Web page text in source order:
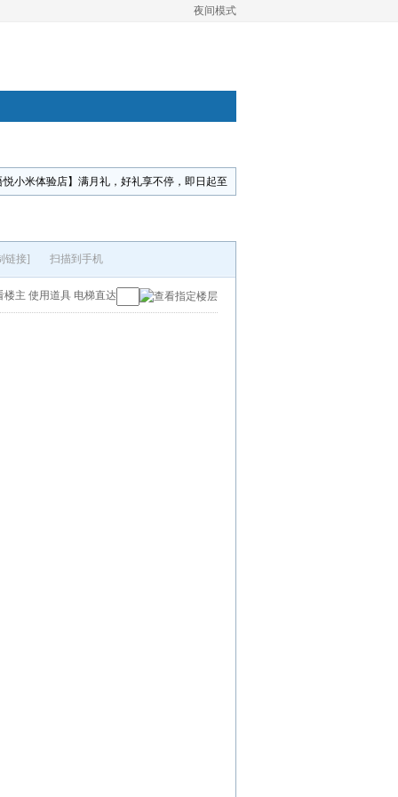
夜间模式
悦小米体验店】满月礼，好礼享不停，即日起至
链接] 扫描到手机
楼主 使用道具 电梯直达